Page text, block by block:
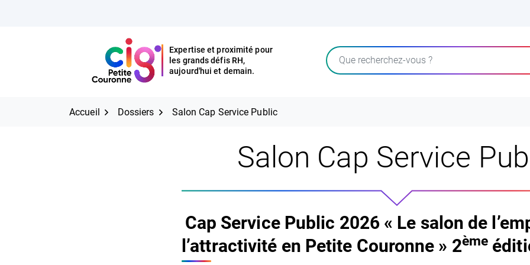
CIG Petite Couronne
Expertise et proximité pour
les grands défis RH,
aujourd'hui et demain.
Rechercher
CIG Petite Couronne
Expertise et proximité pour
les grands défis RH,
aujourd'hui et demain.
Accueil Dossiers Salon Cap Service Public
Salon Cap Service
Cap Service Public 2026 « Le salon de
l’attractivité en Petite Couronne » 2ème